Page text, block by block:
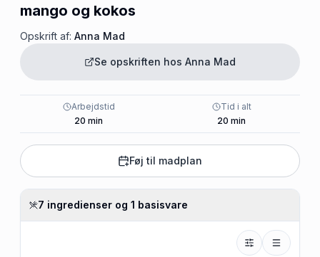
mango og kokos
Opskrift af: Anna Mad
Se opskriften hos Anna Mad
Arbejdstid
20 min
Tid i alt
20 min
Føj til madplan
7 ingredienser og 1 basisvare